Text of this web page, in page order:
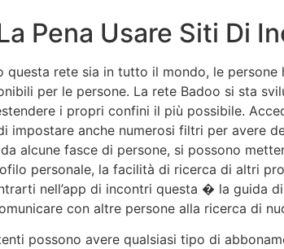
Pena Usare Siti Di
questa rete sia in tutto il mondo, le
per le persone. La rete Badoo si sta
i propri confini il più possibile.
impostare anche numerosi filtri per avere
alcune fasce di persone, si possono
personale, la facilità di ricerca di altri
nell’app di incontri questa � la guida
con altre persone alla ricerca di
possono avere qualsiasi tipo di